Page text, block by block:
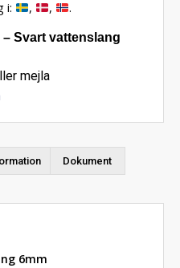
i: , , .
Svart vattenslang
mejla
Dokument
6mm